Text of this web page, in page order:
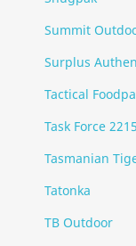
Summit
Surplus
Tactical
Task Force 2215
Tasmanian
Tatonka
TB Outdoor